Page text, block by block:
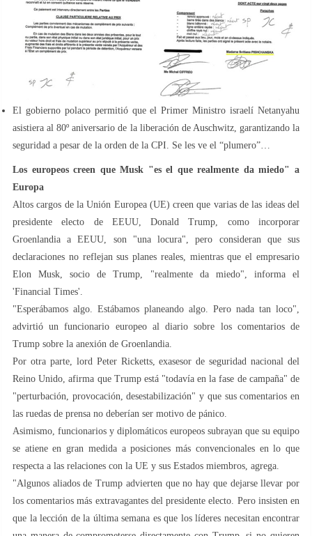
El gobierno polaco permitió que el Primer Ministro israelí Netanyahu
asistiera al 80º aniversario de la liberación de Auschwitz, garantizando la
seguridad a pesar de la orden de la CPI. Se les ve el “plumero”…
Los europeos creen que Musk "es el que realmente da miedo" a
Europa
Altos cargos de la Unión Europea (UE) creen que varias de las ideas del
presidente electo de EEUU, Donald Trump, como incorporar
Groenlandia a EEUU, son "una locura", pero consideran que sus
declaraciones no reflejan sus planes reales, mientras que el empresario
Elon Musk, socio de Trump, "realmente da miedo", informa el
'Financial Times'.
"Esperábamos algo. Estábamos planeando algo. Pero nada tan loco",
advirtió un funcionario europeo al diario sobre los comentarios de
Trump sobre la anexión de Groenlandia.
Por otra parte, lord Peter Ricketts, exasesor de seguridad nacional del
Reino Unido, afirma que Trump está "todavía en la fase de campaña" de
"perturbación, provocación, desestabilización" y que sus comentarios en
las ruedas de prensa no deberían ser motivo de pánico.
Asimismo, funcionarios y diplomáticos europeos subrayan que su equipo
se atiene en gran medida a posiciones más convencionales en lo que
respecta a las relaciones con la UE y sus Estados miembros, agrega.
"Algunos aliados de Trump advierten que no hay que dejarse llevar por
los comentarios más extravagantes del presidente electo. Pero insisten en
que la lección de la última semana es que los líderes necesitan encontrar